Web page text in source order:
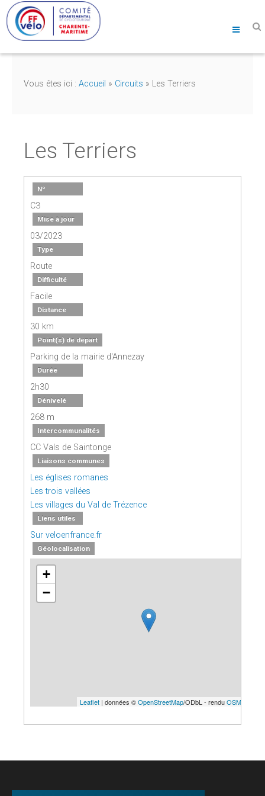
Vous êtes ici : Accueil » Circuits » Les Terriers
Les Terriers
Nº
C3
Mise à jour
03/2023
Type
Route
Difficulté
Facile
Distance
30 km
Point(s) de départ
Parking de la mairie d'Annezay
Durée
2h30
Dénivelé
268 m
Intercommunalités
CC Vals de Saintonge
Liaisons communes
Les églises romanes
Les trois vallées
Les villages du Val de Trézence
Liens utiles
Sur veloenfrance.fr
Géolocalisation
+
−
Leaflet | données ©OpenStreetMap/ODbL - renduOSM France